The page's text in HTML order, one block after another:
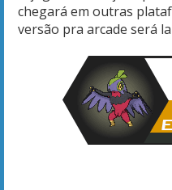
chegará em outras
versão pra arcade será